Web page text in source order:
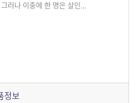
러나 이중에 한 명은 살인...
정보